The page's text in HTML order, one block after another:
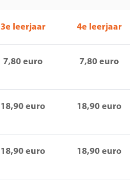
3e leerjaar 4e leerjaar
7,80 euro 7,80 euro
18,90 euro 18,90 euro
18,90 euro 18,90 euro